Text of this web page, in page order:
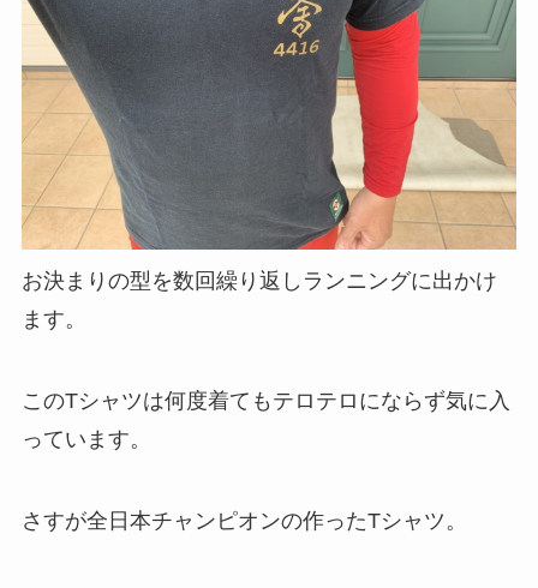
お決まりの型を数回繰り返しランニングに出かけ
ます。
このTシャツは何度着てもテロテロにならず気に入
っています。
さすが全日本チャンピオンの作ったTシャツ。